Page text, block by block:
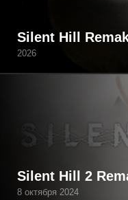
Silent Hill
2026
Silent Hill 2
8 октября 2024